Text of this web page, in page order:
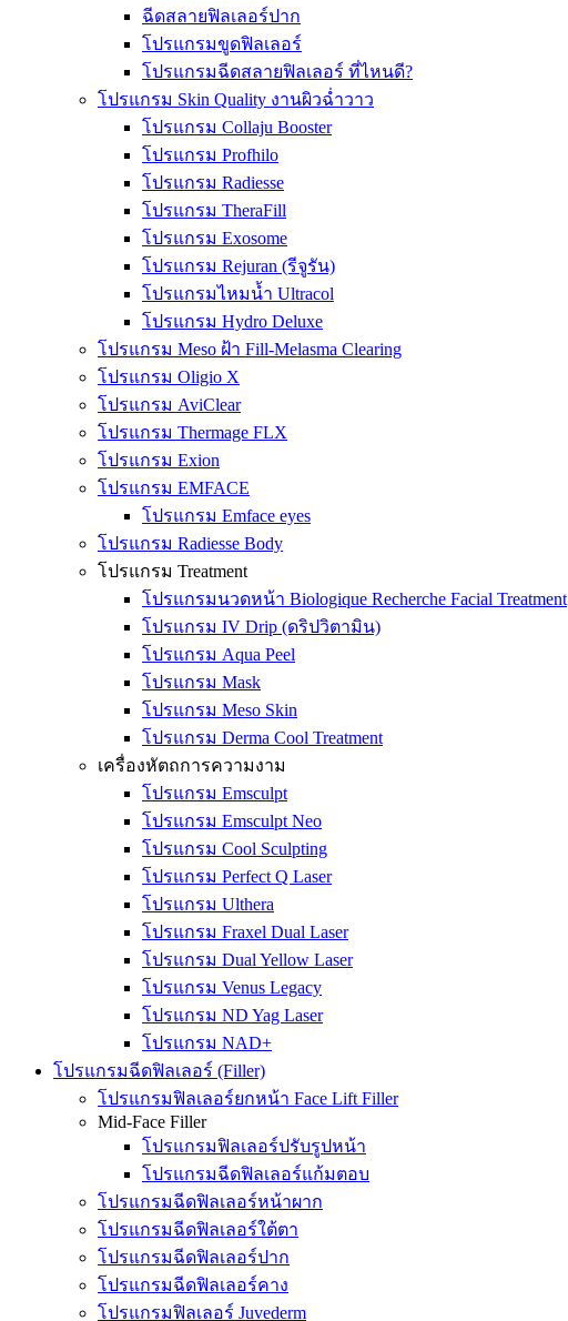
ฉีดสลายฟิลเลอร์ปาก
โปรแกรมขูดฟิลเลอร์
โปรแกรมฉีดสลายฟิลเลอร์ ที่ไหนดี?
โปรแกรม Skin Quality งานผิวฉ่ำวาว
โปรแกรม Collaju Booster
โปรแกรม Profhilo
โปรแกรม Radiesse
โปรแกรม TheraFill
โปรแกรม Exosome
โปรแกรม Rejuran (รีจูรัน)
โปรแกรมไหมน้ำ Ultracol
โปรแกรม Hydro Deluxe
โปรแกรม Meso ฝ้า Fill-Melasma Clearing
โปรแกรม Oligio X
โปรแกรม AviClear
โปรแกรม Thermage FLX
โปรแกรม Exion
โปรแกรม EMFACE
โปรแกรม Emface eyes
โปรแกรม Radiesse Body
โปรแกรม Treatment
โปรแกรมนวดหน้า Biologique Recherche Facial Treatment
โปรแกรม IV Drip (ดริปวิตามิน)
โปรแกรม Aqua Peel
โปรแกรม Mask
โปรแกรม Meso Skin
โปรแกรม Derma Cool Treatment
เครื่องหัตถการความงาม
โปรแกรม Emsculpt
โปรแกรม Emsculpt Neo
โปรแกรม Cool Sculpting
โปรแกรม Perfect Q Laser
โปรแกรม Ulthera
โปรแกรม Fraxel Dual Laser
โปรแกรม Dual Yellow Laser
โปรแกรม Venus Legacy
โปรแกรม ND Yag Laser
โปรแกรม NAD+
โปรแกรมฉีดฟิลเลอร์ (Filler)
โปรแกรมฟิลเลอร์ยกหน้า Face Lift Filler
Mid-Face Filler
โปรแกรมฟิลเลอร์ปรับรูปหน้า
โปรแกรมฉีดฟิลเลอร์แก้มตอบ
โปรแกรมฉีดฟิลเลอร์หน้าผาก
โปรแกรมฉีดฟิลเลอร์ใต้ตา
โปรแกรมฉีดฟิลเลอร์ปาก
โปรแกรมฉีดฟิลเลอร์คาง
โปรแกรมฟิลเลอร์ Juvederm